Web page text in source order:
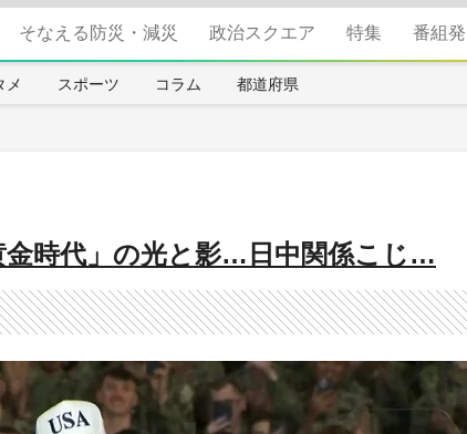
そなえる防災・減災 政治スクエア 特集 番組発
メ スポーツ コラム 都道府県
金時代」の光と影…日中関係こじ…